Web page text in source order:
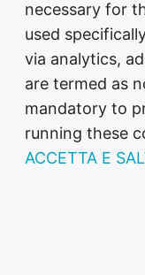
necessary for
used
via analytics,
are termed as
mandatory to
running these
ACCETTA E